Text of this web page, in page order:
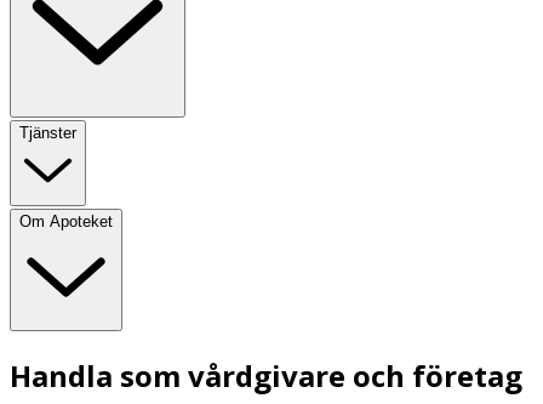
Tjänster
Om Apoteket
Handla som vårdgivare och företag